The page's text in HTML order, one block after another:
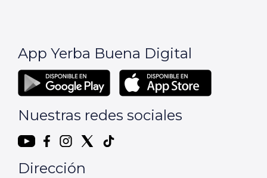
App Yerba Buena Digital
Nuestras redes sociales
Dirección